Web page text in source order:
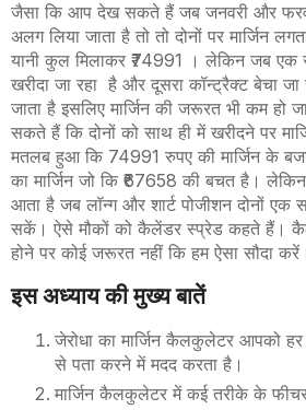
जैसा कि आप देख सकते हैं जब जनवरी और
अलग लिया जाता है तो तो दोनों पर मार्जिन
यानी कुल मिलाकर ₹74991 । लेकिन जब एक
खरीदा जा रहा है और दूसरा कॉन्ट्रैक्ट बेचा जा
जाता है इसलिए मार्जिन की जरूरत भी कम हो
सकते हैं कि दोनों को साथ ही में खरीदने पर
मतलब हुआ कि 74991 रुपए की मार्जिन के
का मार्जिन जो कि ₹67658 की बचत है।
आता है जब लॉन्ग और शार्ट पोजीशन दोनों एक
सकें। ऐसे मौकों को कैलेंडर स्प्रेड कहते हैं।
होने पर कोई जरूरत नहीं कि हम ऐसा सौदा करें।
इस अध्याय की मुख्य बातें
जेरोधा का मार्जिन कैलकुलेटर आपको हर
से पता करने में मदद करता है।
मार्जिन कैलकुलेटर में कई तरीके के